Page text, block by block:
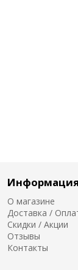
Информация
О магазине
Доставка /
Скидки / Акции
Отзывы
Контакты